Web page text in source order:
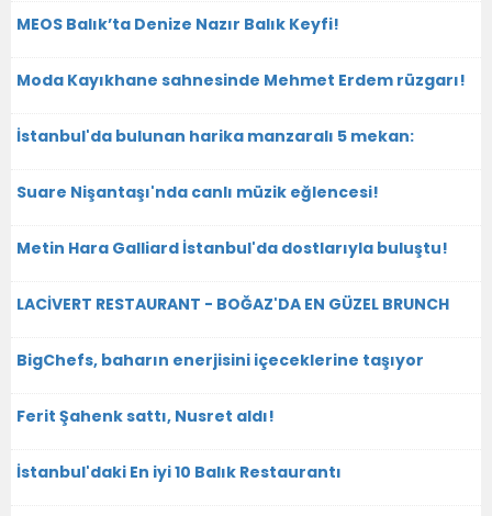
MEOS Balık’ta Denize Nazır Balık Keyfi!
Moda Kayıkhane sahnesinde Mehmet Erdem rüzgarı!
İstanbul'da bulunan harika manzaralı 5 mekan:
Suare Nişantaşı'nda canlı müzik eğlencesi!
Metin Hara Galliard İstanbul'da dostlarıyla buluştu!
LACİVERT RESTAURANT - BOĞAZ'DA EN GÜZEL BRUNCH
BigChefs, baharın enerjisini içeceklerine taşıyor
Ferit Şahenk sattı, Nusret aldı!
İstanbul'daki En iyi 10 Balık Restaurantı